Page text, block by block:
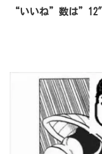
“いいね”数は